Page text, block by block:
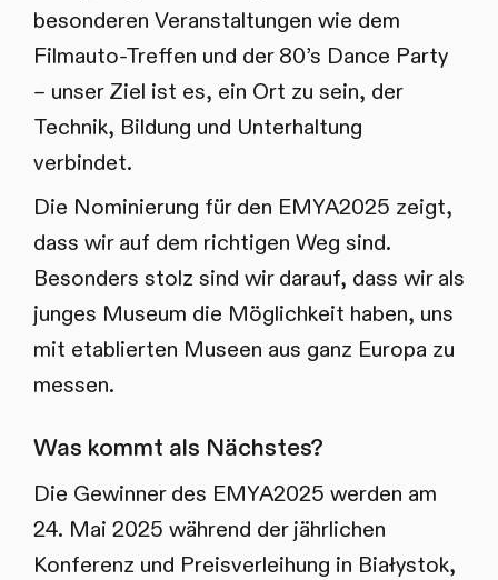
besonderen Veranstaltungen wie dem
Filmauto-Treffen und der 80’s Dance Party
– unser Ziel ist es, ein Ort zu sein, der
Technik, Bildung und Unterhaltung
verbindet.
Die Nominierung für den EMYA2025 zeigt,
dass wir auf dem richtigen Weg sind.
Besonders stolz sind wir darauf, dass wir als
junges Museum die Möglichkeit haben, uns
mit etablierten Museen aus ganz Europa zu
messen.
Was kommt als Nächstes?
Die Gewinner des EMYA2025 werden am
24. Mai 2025 während der jährlichen
Konferenz und Preisverleihung in Białystok,